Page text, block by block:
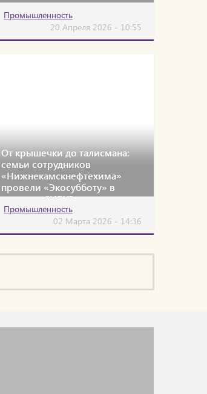
Промышленность
20 Апреля 2026 - 10:55
От крышечки до талисмана:
семьи сотрудников
«Нижнекамскнефтехима»
провели «Экосубботу» в
экодоме СИБУРа
Промышленность
02 Марта 2026 - 14:36